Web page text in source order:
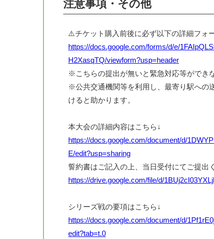
注意事項・その他
⚠️チケット購入前後に必ず以下の詳細フォ
https://docs.google.com/forms/d/e/
H2XasqTQ/viewform?usp=header
※こちらの提出が無いと緊急対応等ができ
※公共交通機関等を利用し、最寄り駅への
けると助かります。
本大会の詳細内容はこちら↓
https://docs.google.com/document/d/
E/edit?usp=sharing
誓約書はご記入の上、当日受付にてご提出
https://drive.google.com/file/d/
シリーズ戦の要項はこちら↓
https://docs.google.com/document/d/
edit?tab=t.0